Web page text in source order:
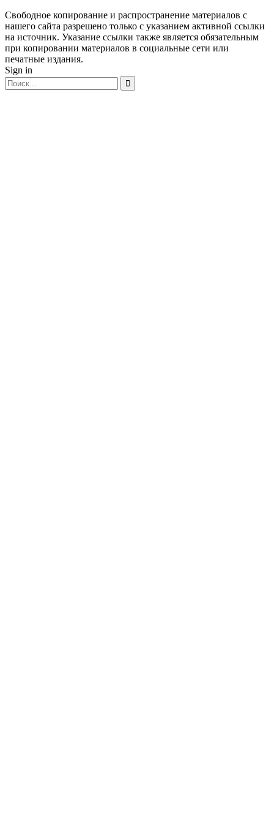
Свободное копирование и распространение материалов с
нашего сайта разрешено только с указанием активной ссылки
на источник. Указание ссылки также является обязательным
при копировании материалов в социальные сети или
печатные издания.
Sign in